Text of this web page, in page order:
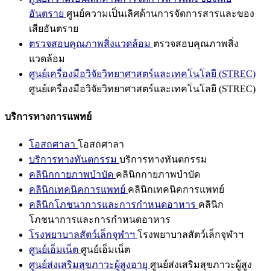
อันตราย ศูนย์ความเป็นเลิศด้านการจัดการสารและของ
เสียอันตราย
ตรวจสอบคุณภาพสิ่งแวดล้อม ตรวจสอบคุณภาพสิ่ง
แวดล้อม
ศูนย์เครื่องมือวิจัยวิทยาศาสตร์และเทคโนโลยี (STREC)
ศูนย์เครื่องมือวิจัยวิทยาศาสตร์และเทคโนโลยี (STREC)
บริการทางการแพทย์
โอสถศาลา โอสถศาลา
บริการทางทันตกรรม บริการทางทันตกรรม
คลินิกกายภาพบำบัด คลินิกกายภาพบำบัด
คลินิกเทคนิคการแพทย์ คลินิกเทคนิคการแพทย์
คลินิกโภชนาการและการกำหนดอาหาร คลินิก
โภชนาการและการกำหนดอาหาร
โรงพยาบาลสัตว์เล็กจุฬาฯ โรงพยาบาลสัตว์เล็กจุฬาฯ
ศูนย์เอ็มเน็ต ศูนย์เอ็มเน็ต
ศูนย์ส่งเสริมสุขภาวะผู้สูงอายุ ศูนย์ส่งเสริมสุขภาวะผู้สูง